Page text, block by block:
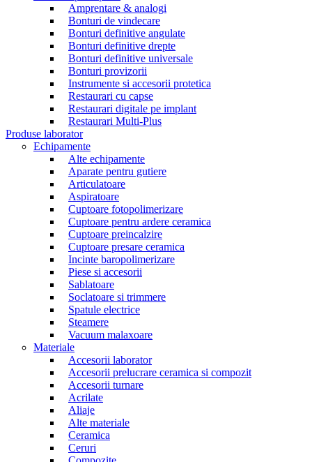
Amprentare & analogi
Bonturi de vindecare
Bonturi definitive angulate
Bonturi definitive drepte
Bonturi definitive universale
Bonturi provizorii
Instrumente si accesorii protetica
Restaurari cu capse
Restaurari digitale pe implant
Restaurari Multi-Plus
Produse laborator
Echipamente
Alte echipamente
Aparate pentru gutiere
Articulatoare
Aspiratoare
Cuptoare fotopolimerizare
Cuptoare pentru ardere ceramica
Cuptoare preincalzire
Cuptoare presare ceramica
Incinte baropolimerizare
Piese si accesorii
Sablatoare
Soclatoare si trimmere
Spatule electrice
Steamere
Vacuum malaxoare
Materiale
Accesorii laborator
Accesorii prelucrare ceramica si compozit
Accesorii turnare
Acrilate
Aliaje
Alte materiale
Ceramica
Ceruri